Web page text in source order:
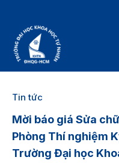
Tin tức
Mời báo giá Sửa
Phòng Thí nghiệm
Trường Đại học